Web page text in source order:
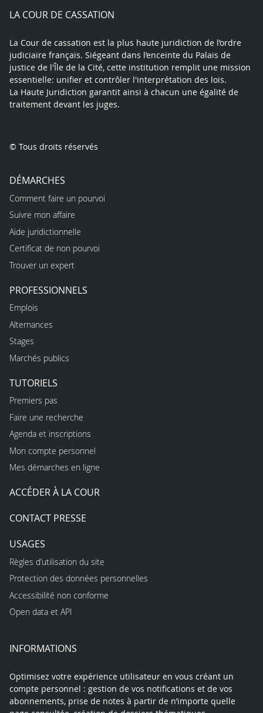
LA COUR DE CASSATION
La Cour de cassation est la plus haute juridiction de l’ordre
judiciaire français. Siégeant dans l’enceinte du Palais de
justice de l'Île de la Cité, cette institution remplit une mission
essentielle: unifier et contrôler l'interprétation des lois.
La Haute Juridiction garantit ainsi à chacun une égalité de
traitement devant les juges.
© Tous droits réservés
DÉMARCHES
Comment faire un pourvoi
Suivre mon affaire
Aide juridictionnelle
Certificat de non pourvoi
Trouver un expert
PROFESSIONNELS
Emplois
Alternances
Stages
Marchés publics
TUTORIELS
Premiers pas
Faire une recherche
Agenda et inscriptions
Mon compte personnel
Mes démarches en ligne
ACCÉDER À LA COUR
CONTACT PRESSE
USAGES
Règles d’utilisation du site
Protection des données personnelles
Accessibilité non conforme
Open data et API
INFORMATIONS
Optimisez votre expérience utilisateur en vous créant un
compte personnel : gestion de vos notifications et de vos
abonnements, prise de notes à partir de n’importe quelle